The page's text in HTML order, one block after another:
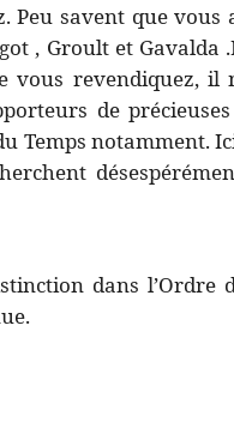
Peu savent que
, Groult et
vous revendiquez, il
de
Temps notamment.
dans l’Ordre